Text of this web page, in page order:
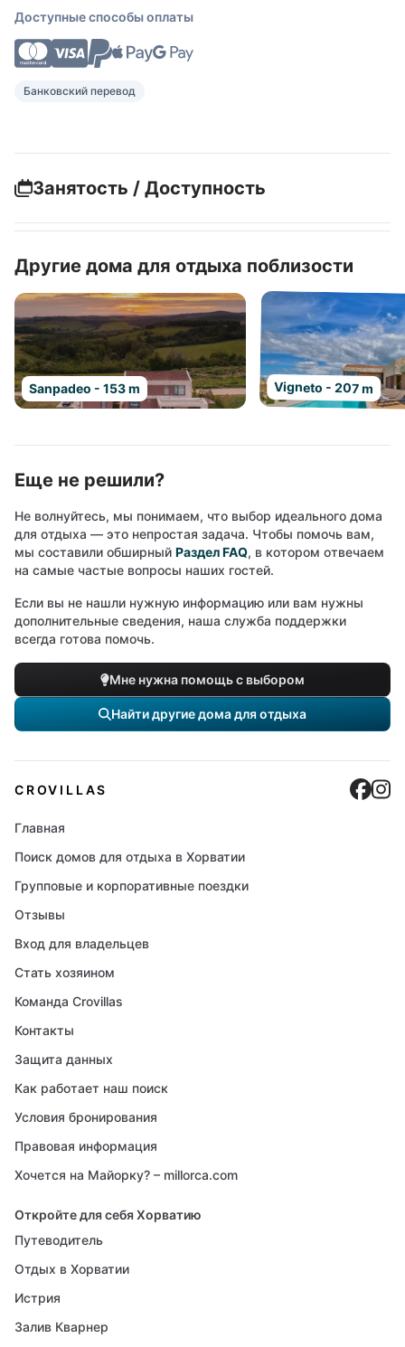
Доступные способы оплаты
Банковский перевод
Занятость / Доступность
Другие дома для отдыха поблизости
Sanpadeo - 153 m Vigneto - 207 m
Еще не решили?
Не волнуйтесь, мы понимаем, что выбор идеального дома
для отдыха — это непростая задача. Чтобы помочь вам,
мы составили обширный Раздел FAQ, в котором отвечаем
на самые частые вопросы наших гостей.
Если вы не нашли нужную информацию или вам нужны
дополнительные сведения, наша служба поддержки
всегда готова помочь.
Мне нужна помощь с выбором
Найти другие дома для отдыха
CROVILLAS
Главная
Поиск домов для отдыха в Хорватии
Групповые и корпоративные поездки
Отзывы
Вход для владельцев
Стать хозяином
Команда Crovillas
Контакты
Защита данных
Как работает наш поиск
Условия бронирования
Правовая информация
Хочется на Майорку? – millorca.com
Откройте для себя Хорватию
Путеводитель
Отдых в Хорватии
Истрия
Залив Кварнер